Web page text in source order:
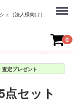
（法人様向け）
0
Menu
査定プレゼント
セット